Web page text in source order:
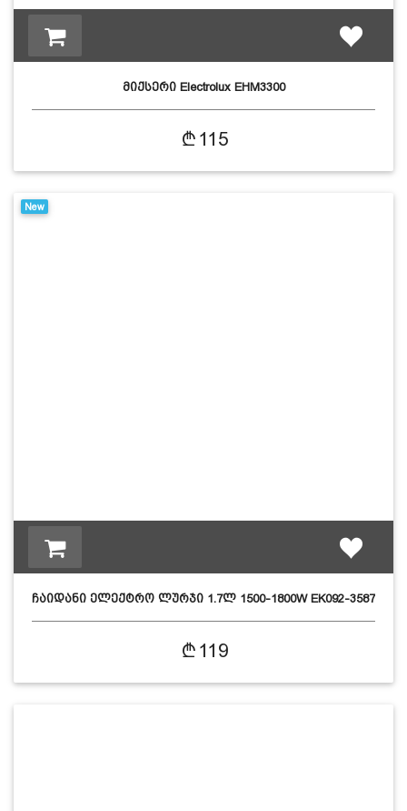
მიქსერი Electrolux EHM3300
115
New
ჩაიდანი ელექტრო ლურჯი 1.7ლ 1500-1800W EK092-3587
119